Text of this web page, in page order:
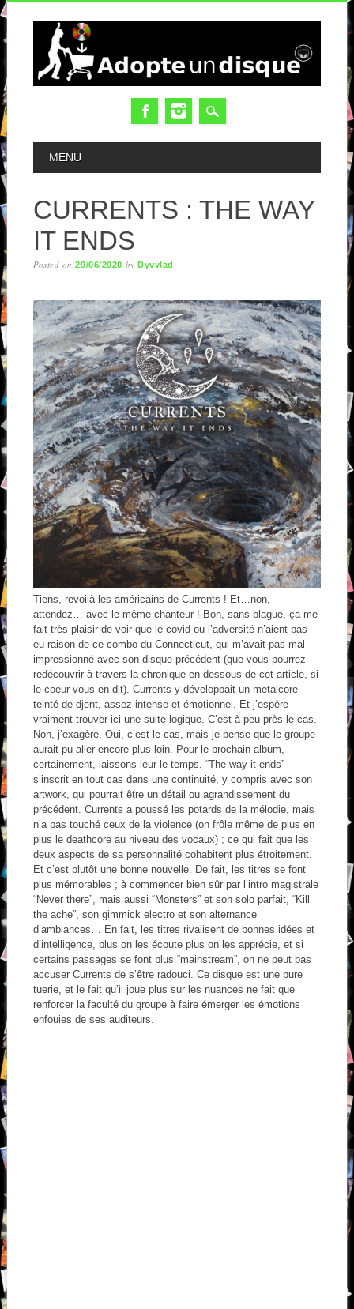
MAIN MENU
MENU
CURRENTS : THE WAY
IT ENDS
Posted on29/06/2020 byDyvvlad
Tiens, revoilà les américains de Currents ! Et…non,
attendez… avec le même chanteur ! Bon, sans blague, ça me
fait très plaisir de voir que le covid ou l’adversité n’aient pas
eu raison de ce combo du Connecticut, qui m’avait pas mal
impressionné avec son disque précédent (que vous pourrez
redécouvrir à travers la chronique en-dessous de cet article, si
le coeur vous en dit). Currents y développait un metalcore
teinté de djent, assez intense et émotionnel. Et j’espère
vraiment trouver ici une suite logique. C’est à peu près le cas.
Non, j’exagère. Oui, c’est le cas, mais je pense que le groupe
aurait pu aller encore plus loin. Pour le prochain album,
certainement, laissons-leur le temps. “The way it ends”
s’inscrit en tout cas dans une continuité, y compris avec son
artwork, qui pourrait être un détail ou agrandissement du
précédent. Currents a poussé les potards de la mélodie, mais
n’a pas touché ceux de la violence (on frôle même de plus en
plus le deathcore au niveau des vocaux) ; ce qui fait que les
deux aspects de sa personnalité cohabitent plus étroitement.
Et c’est plutôt une bonne nouvelle. De fait, les titres se font
plus mémorables ; à commencer bien sûr par l’intro magistrale
“Never there”, mais aussi “Monsters” et son solo parfait, “Kill
the ache”, son gimmick electro et son alternance
d’ambiances… En fait, les titres rivalisent de bonnes idées et
d’intelligence, plus on les écoute plus on les apprécie, et si
certains passages se font plus “mainstream”, on ne peut pas
accuser Currents de s’être radouci. Ce disque est une pure
tuerie, et le fait qu’il joue plus sur les nuances ne fait que
renforcer la faculté du groupe à faire émerger les émotions
enfouies de ses auditeurs.